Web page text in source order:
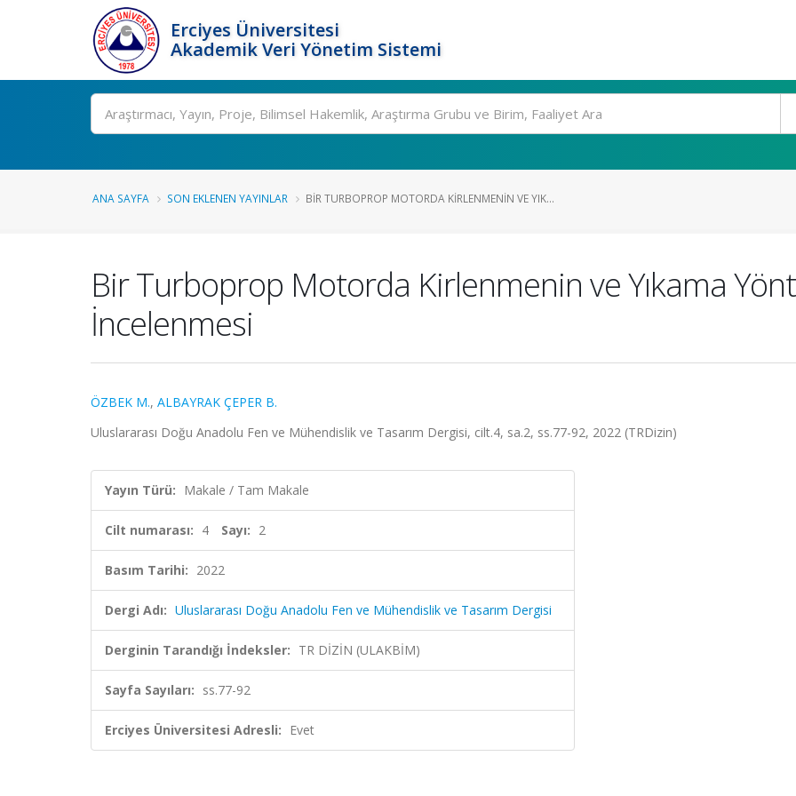
Erciyes Üniversitesi
Akademik Veri Yönetim Sistemi
Ara
ANA SAYFA SON EKLENEN YAYINLAR BIR TURBOPROP MOTORDA KIRLENMENIN VE YIK...
Bir Turboprop Motorda Kirlenmenin ve Yıkama
İncelenmesi
ÖZBEK M., ALBAYRAK ÇEPER B.
Uluslararası Doğu Anadolu Fen ve Mühendislik ve Tasarım Dergisi, cilt.4, sa.2, ss.77-92, 2022 (TRDizin)
Yayın Türü: Makale / Tam Makale
Cilt numarası: 4 Sayı: 2
Basım Tarihi: 2022
Dergi Adı: Uluslararası Doğu Anadolu Fen ve Mühendislik ve Tasarım Dergisi
Derginin Tarandığı İndeksler: TR DİZİN (ULAKBİM)
Sayfa Sayıları: ss.77-92
Erciyes Üniversitesi Adresli: Evet